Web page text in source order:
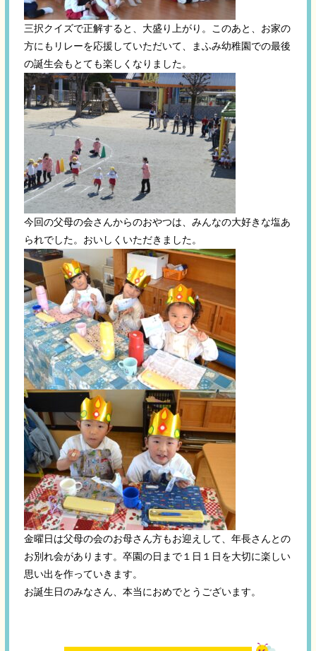
三択クイズで正解すると、大盛り上がり。このあと、お家の
方にもリレーを応援していただいて、まふみ幼稚園での最後
の誕生会もとても楽しくなりました。
今回の父母の会さんからのおやつは、みんなの大好きな塩あ
られでした。おいしくいただきました。
金曜日は父母の会のお母さん方もお迎えして、年長さんとの
お別れ会があります。卒園の日まで１日１日を大切に楽しい
思い出を作っていきます。
お誕生日のみなさん、本当におめでとうございます。